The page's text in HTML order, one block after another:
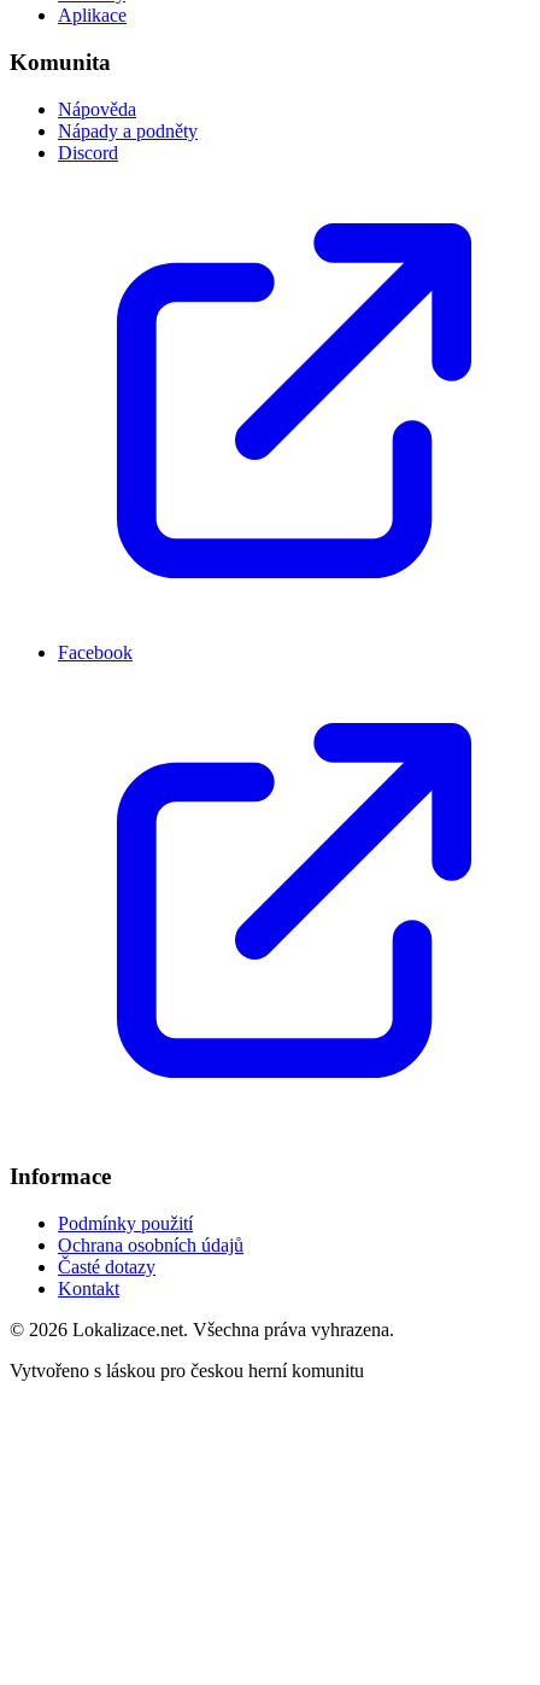
Aplikace
Komunita
Nápověda
Nápady a podněty
Discord
Facebook
Informace
Podmínky použití
Ochrana osobních údajů
Časté dotazy
Kontakt
© 2026 Lokalizace.net. Všechna práva vyhrazena.
Vytvořeno s láskou pro českou herní komunitu